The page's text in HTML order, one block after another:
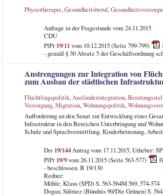
Physiotherapie,Gesundheitsberuf,
Anfrage in der Fragestundevom 24.11.2015
CDU
PlPr19/11vom 10.12.2015 (Seite 799-799)
- gemäß § 30 Absatz 5 der Geschäftsordnung
Anstrengungen zur Integration von
zum Ausbau der städtischen
Flüchtlingspolitik,Ausländerintegration,
Versorgung,Migration,Wohnungspolitik,
Aufforderung an den Senat zur Entwicklung eines
Infrastruktur in den Bereichen Unterbringung und
Schule und Sprachvermittlung, Kinderbetreuung,
Drs 19/144Antrag vom 17.11.2015, Urheber:
PlPr19/9vom 26.11.2015 (Seite 563-577)
- beschlossen. B 19/130
Redner:
Möhle, Klaus (SPD) S. 563-564M 569, 574-574
Dogan, Sülmez (Bündnis 90/Die Grünen) S.